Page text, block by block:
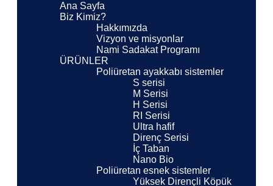
Ana Sayfa
Biz Kimiz?
Hakkımızda
Vizyon ve misyonlar
Nami Sadakat Programı
ÜRÜNLER
Poliüretan ayakkabı sistemler
S serisi
M Serisi
H Serisi
RI Serisi
Ultra hafif
Direnç Serisi
İç Taban
Nano Bio
Poliüretan esnek sistemler
Yüksek Dirençli Köpük